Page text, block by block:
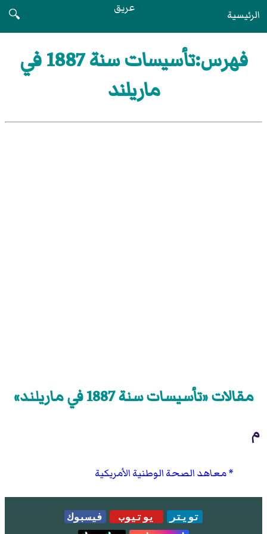
الرئيسية عريق
🔍
فهرس:تأسيسات سنة 1887 في
ماريلند
مقالات «تأسيسات سنة 1887 في ماريلند»
م
معاهد الصحة الوطنية الأمريكية
تويتر يوتيوب
فيسبوك